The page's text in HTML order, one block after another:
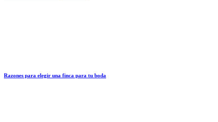
Razones para elegir una finca para tu boda